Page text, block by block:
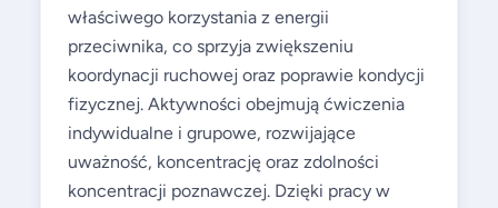
właściwego korzystania z energii
przeciwnika, co sprzyja zwiększeniu
koordynacji ruchowej oraz poprawie kondycji
fizycznej. Aktywności obejmują ćwiczenia
indywidualne i grupowe, rozwijające
uważność, koncentrację oraz zdolności
koncentracji poznawczej. Dzięki pracy w